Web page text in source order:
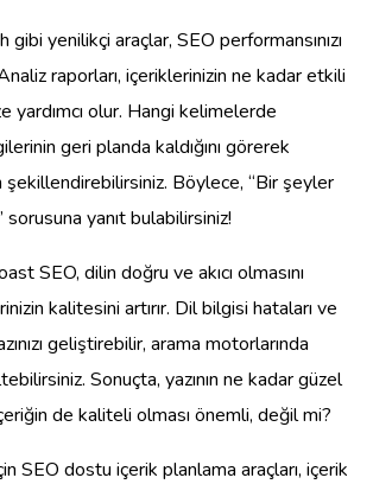
yenilikçi araçlar, SEO performansınızı
raporları, içeriklerinizin ne kadar etkili
yardımcı olur. Hangi kelimelerde
geri planda kaldığını görerek
Böylece, “Bir şeyler
yanıt bulabilirsiniz!
SEO, dilin doğru ve akıcı olmasını
kalitesini artırır. Dil bilgisi hataları ve
geliştirebilir, arama motorlarında
Sonuçta, yazının ne kadar güzel
de kaliteli olması önemli, değil mi?
SEO dostu içerik planlama araçları, içerik